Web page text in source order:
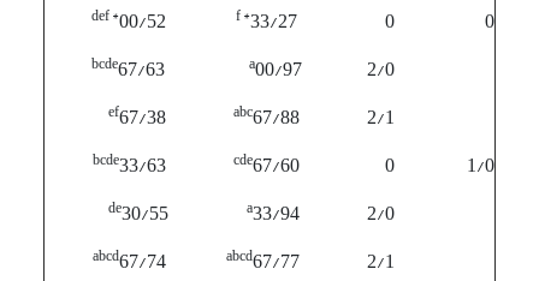
0
0
33/27
00/52
2/0
a00/97
bcde67/63
2/1
67/88
67/38
1/0
0
67/60
33/63
2/0
33/94
de30/55
2/1
67/77
67/74